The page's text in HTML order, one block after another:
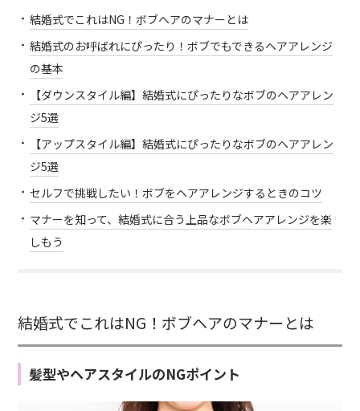
結婚式でこれはNG！ボブヘアのマナーとは
結婚式のお呼ばれにぴったり！ボブでもできるヘアアレンジ
の基本
【ダウンスタイル編】結婚式にぴったりなボブのヘアアレン
ジ5選
【アップスタイル編】結婚式にぴったりなボブのヘアアレン
ジ5選
セルフで挑戦したい！ボブをヘアアレンジするときのコツ
マナーを知って、結婚式に合う上品なボブヘアアレンジを楽
しもう
結婚式でこれはNG！ボブヘアのマナーとは
髪型やヘアスタイルのNGポイント